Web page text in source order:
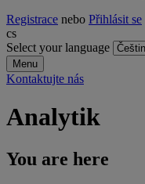
Registrace nebo Přihlásit se
cs
Select your language
Menu
Kontaktujte nás
Analytik
You are here